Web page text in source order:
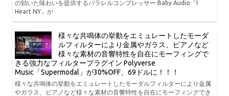
の効いた味わいを提供するパラレルコンプレッサー Baby Audio「I
Heart NY」が
様々な共鳴体の挙動をエミュレートしたモーダ
ルフィルターにより金属やガラス、ピアノなど
様々な素材の音響特性を自在にモーフィングで
きる強力なフィルタープラグイン Polyverse
Music「Supermodal」が30%OFF、69ドルに！！！
様々な共鳴体の挙動をエミュレートしたモーダルフィルターにより金属
やガラス、ピアノなど様々な素材の音響特性を自在にモーフィングでき